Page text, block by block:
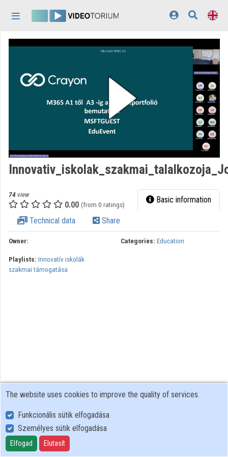
Discovery
Organizations
Contributors
Appearance:
74 view
0.00 (from 0 ratings) Basic information
Technical data Share
Owner: Categories: Education
Playlists: Innovatív iskolák
szakmai támogatása
User Policy
Adatkezelési tájékoztató (en)
Cookie Policy
The website uses cookies to improve the quality of services.
Funkcionális sütik elfogadása
Személyes sütik elfogadása
Elfogad Elutasít